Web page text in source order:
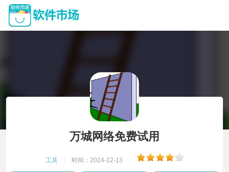
万城网络免费试用
工具 时间：2024-12-13